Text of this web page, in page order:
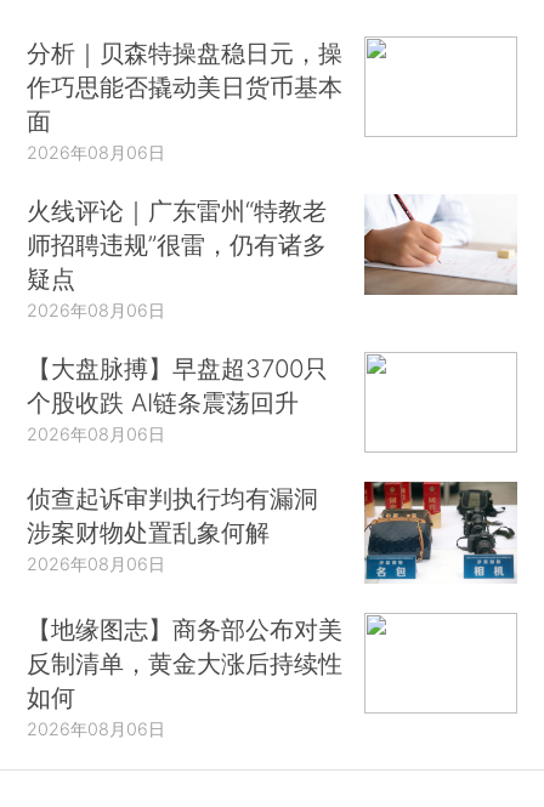
分析｜贝森特操盘稳日元，操
作巧思能否撬动美日货币基本
面
2026年08月06日
火线评论｜广东雷州“特教老
师招聘违规”很雷，仍有诸多
疑点
2026年08月06日
【大盘脉搏】早盘超3700只
个股收跌 AI链条震荡回升
2026年08月06日
侦查起诉审判执行均有漏洞
涉案财物处置乱象何解
2026年08月06日
【地缘图志】商务部公布对美
反制清单，黄金大涨后持续性
如何
2026年08月06日